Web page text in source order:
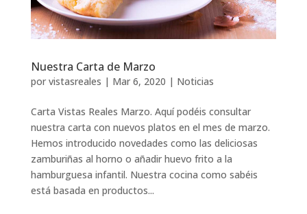
Nuestra Carta de Marzo
por vistasreales | Mar 6, 2020 | Noticias
Carta Vistas Reales Marzo. Aquí podéis consultar
nuestra carta con nuevos platos en el mes de marzo.
Hemos introducido novedades como las deliciosas
zamburiñas al horno o añadir huevo frito a la
hamburguesa infantil. Nuestra cocina como sabéis
está basada en productos...